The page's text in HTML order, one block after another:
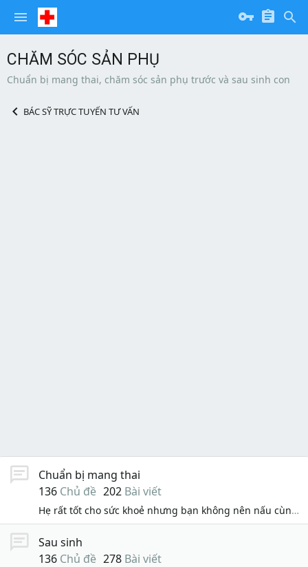
CHĂM SÓC SẢN PHỤ
Chuẩn bị mang thai, chăm sóc sản phụ trước và sau sinh con
BÁC SỸ TRỰC TUYẾN TƯ VẤN
Chuẩn bị mang thai
136 Chủ đề 202 Bài viết
Hẹ rất tốt cho sức khoẻ nhưng bạn không nên nấu cùng với các thực phẩm này?
Sau sinh
136 Chủ đề 278 Bài viết